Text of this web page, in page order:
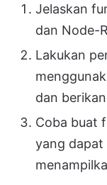
Jelaskan
dan Node-
Lakukan
dan
Coba buat
yang dapat